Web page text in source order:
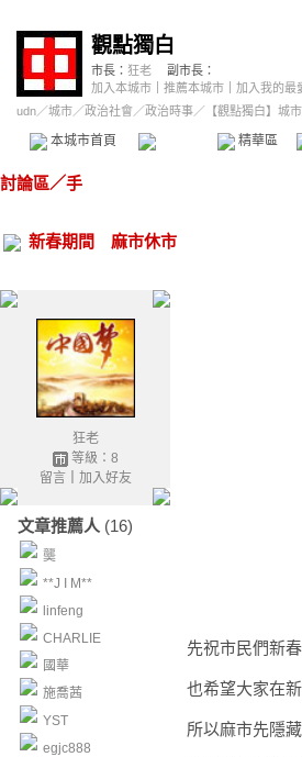
觀點獨白
市長： 狂老
副市長：
加入本城市
推薦本城市 加入我的最
udn／城市／政治社會 ／政治時事／ 【觀點獨白】城市
本城市首頁 精華區
討論區／手
新春期間 麻市休市
狂老
等級：8
留言｜ 加入好友
文章推薦人 (16)
龑
**J I M**
linfeng
CHARLIE
國華
施喬茜
YST
egjc888
先祝市民們新
也希望大家在
所以麻市先隱